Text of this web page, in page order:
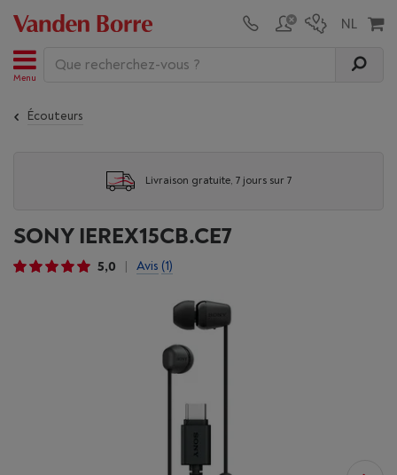
Menu
Écouteurs
Livraison gratuite, 7 jours sur 7
SONY IEREX15CB.CE7
5,0 Avis (1)